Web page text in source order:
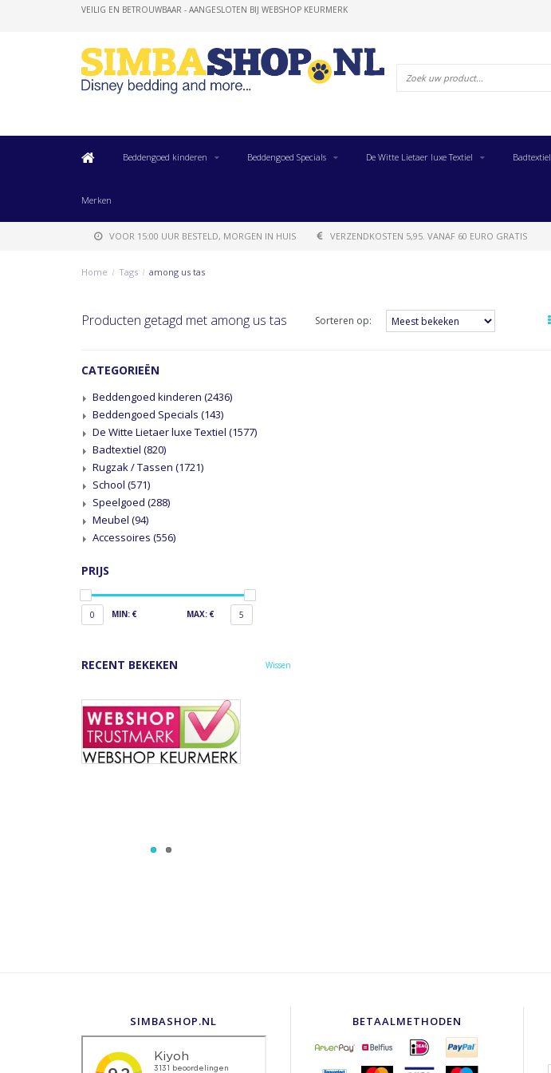
VEILIG EN BETROUWBAAR - AANGESLOTEN BIJ WEBSHOP KEURMERK
Beddengoed kinderen Beddengoed Specials De Witte Lietaer luxe Textiel Badtextiel
Merken
VOOR 15:00 UUR BESTELD, MORGEN IN HUIS VERZENDKOSTEN 5,95. VANAF 60 EURO GRATIS
Home / Tags / among us tas
Producten getagd met among us tas Sorteren op:
CATEGORIEËN
Beddengoed kinderen (2436)
Beddengoed Specials (143)
De Witte Lietaer luxe Textiel (1577)
Badtextiel (820)
Rugzak / Tassen (1721)
School (571)
Speelgoed (288)
Meubel (94)
Accessoires (556)
PRIJS
0 MIN: € MAX: € 5
RECENT BEKEKEN Wissen
SIMBASHOP.NL BETAALMETHODEN